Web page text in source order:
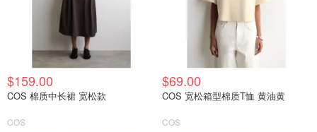
$159.00
COS 棉质中长裙 宽松款
COS
$69.00
COS 宽松箱型棉质T恤 黄油黄
COS